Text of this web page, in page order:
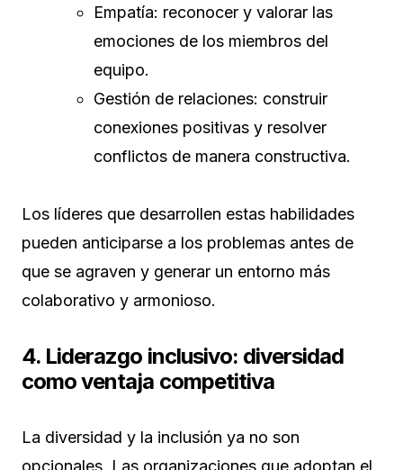
Empatía: reconocer y valorar las
emociones de los miembros del
equipo.
Gestión de relaciones: construir
conexiones positivas y resolver
conflictos de manera constructiva.
Los líderes que desarrollen estas habilidades
pueden anticiparse a los problemas antes de
que se agraven y generar un entorno más
colaborativo y armonioso.
4. Liderazgo inclusivo: diversidad
como ventaja competitiva
La diversidad y la inclusión ya no son
opcionales. Las organizaciones que adoptan el